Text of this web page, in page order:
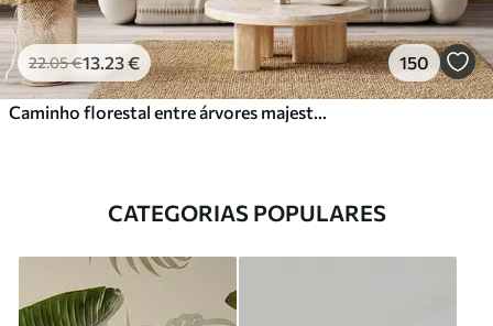
22.05€13 .23€ 150
CATEGORIAS POPULARES